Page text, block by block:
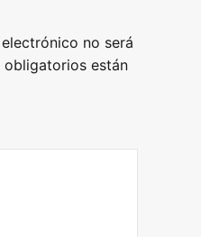
no será
obligatorios están